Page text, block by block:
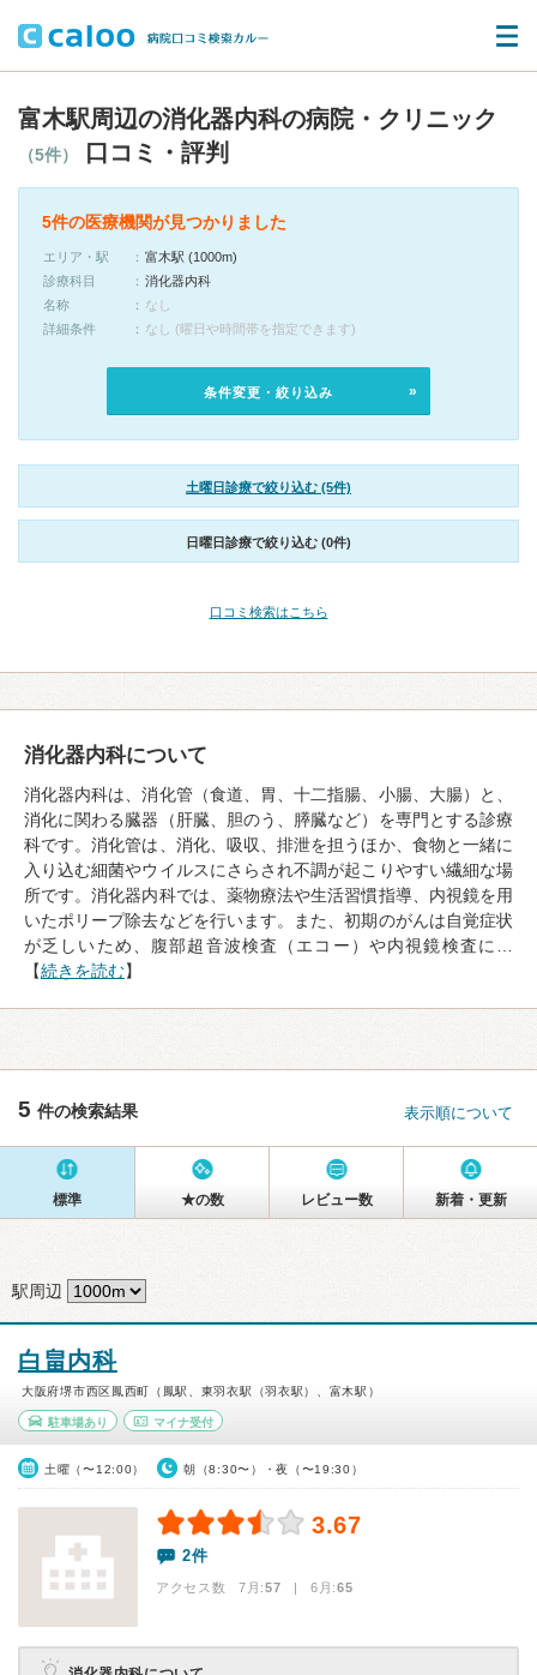
富木駅周辺の消化器内科の病院・クリニック
（5件） 口コミ・評判
5件の医療機関が見つかりました
エリア・駅
富木駅 (1000m)
診療科目
消化器内科
名称
なし
詳細条件
なし (曜日や時間帯を指定できます)
条件変更・絞り込み
土曜日診療で絞り込む (5件)
日曜日診療で絞り込む (0件)
口コミ検索はこちら
消化器内科について
消化器内科は、消化管（食道、胃、十二指腸、小腸、大腸）と、
消化に関わる臓器（肝臓、胆のう、膵臓など）を専門とする診療
科です。消化管は、消化、吸収、排泄を担うほか、食物と一緒に
入り込む細菌やウイルスにさらされ不調が起こりやすい繊細な場
所です。消化器内科では、薬物療法や生活習慣指導、内視鏡を用
いたポリープ除去などを行います。また、初期のがんは自覚症状
が乏しいため、腹部超音波検査（エコー）や内視鏡検査に…
【続きを読む】
5 件の検索結果 表示順について
標準 ★の数 レビュー数 新着・更新
駅周辺
白畠内科
大阪府堺市西区鳳西町（鳳駅、東羽衣駅（羽衣駅）、富木駅）
駐車場あり マイナ受付
土曜（〜12:00） 朝（8:30〜）・夜（〜19:30）
3.67
2件
アクセス数 7月:57 | 6月:65